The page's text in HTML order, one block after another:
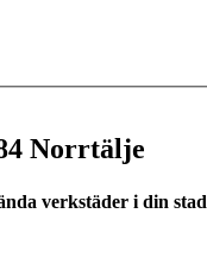
Norrtälje
verkstäder i din stad